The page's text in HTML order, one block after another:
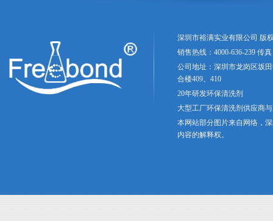
深圳市裕满实业有限公司 版
销售热线：4000-636-239 传真
公司地址：深圳市龙岗区坂
合楼409、410
20年研发环保清洗剂
大型工厂环保清洗剂供应商
本网站部分图片来自网络，
内容的解释权。